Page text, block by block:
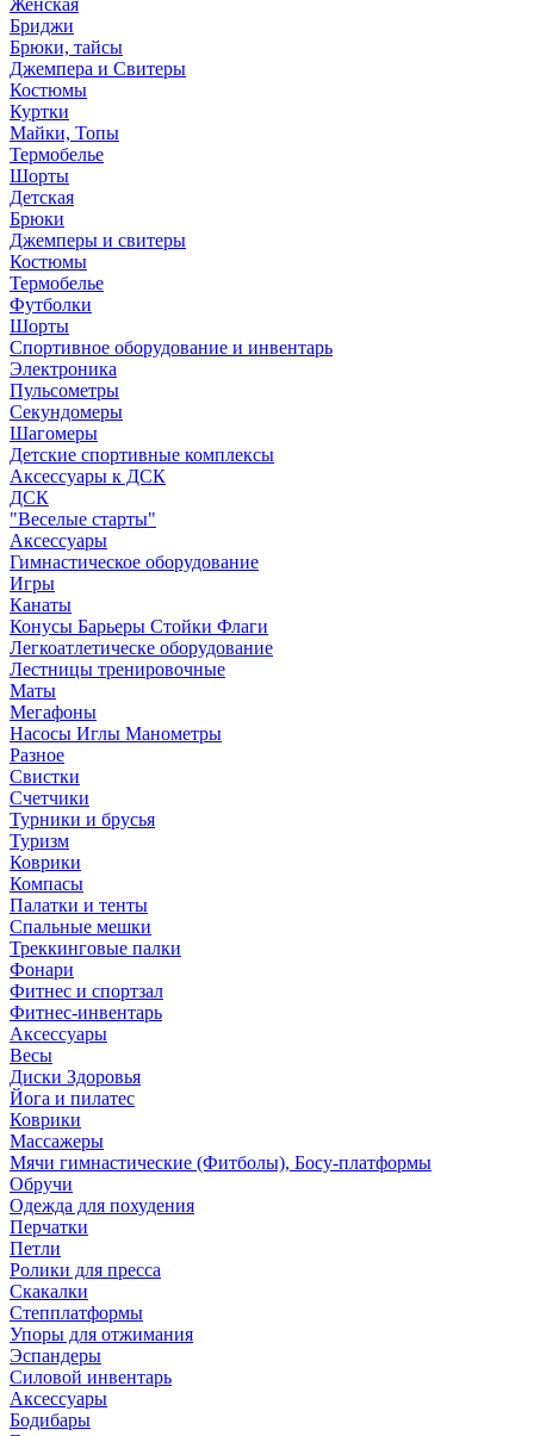
Женская
Бриджи
Брюки, тайсы
Джемпера и Свитеры
Костюмы
Куртки
Майки, Топы
Термобелье
Шорты
Детская
Брюки
Джемперы и свитеры
Костюмы
Термобелье
Футболки
Шорты
Спортивное оборудование и инвентарь
Электроника
Пульсометры
Секундомеры
Шагомеры
Детские спортивные комплексы
Аксессуары к ДСК
ДСК
"Веселые старты"
Аксессуары
Гимнастическое оборудование
Игры
Канаты
Конусы Барьеры Стойки Флаги
Легкоатлетическе оборудование
Лестницы тренировочные
Маты
Мегафоны
Насосы Иглы Манометры
Разное
Свистки
Счетчики
Турники и брусья
Туризм
Коврики
Компасы
Палатки и тенты
Спальные мешки
Треккинговые палки
Фонари
Фитнес и спортзал
Фитнес-инвентарь
Аксессуары
Весы
Диски Здоровья
Йога и пилатес
Коврики
Массажеры
Мячи гимнастические (Фитболы), Босу-платформы
Обручи
Одежда для похудения
Перчатки
Петли
Ролики для пресса
Скакалки
Степплатформы
Упоры для отжимания
Эспандеры
Силовой инвентарь
Аксессуары
Бодибары